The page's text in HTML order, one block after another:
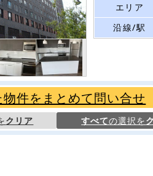
エリア
沿線/駅
件をまとめて問い合せ
クリア すべての選択を